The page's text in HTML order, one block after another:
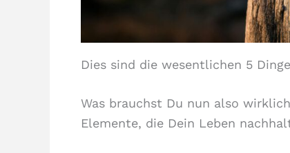
Dies sind die wesentlichen 5 Dinge
Was brauchst Du nun also
Elemente, die Dein Leben